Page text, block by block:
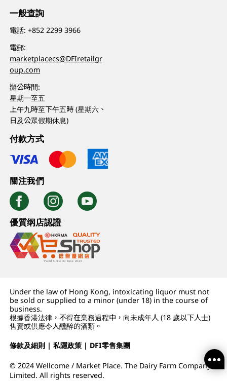
一般查詢
電話:+852 2299 3966
電郵:
marketplacecs@DFIretailgr
oup.com
辦公時間:
星期一至五
上午九時至下午五時 (星期六、
日及公眾假期休息)
付款方式
關注我們
優質纲店認證
Under the law of Hong Kong, intoxicating liquor must not
be sold or supplied to a minor (under 18) in the course of
business.
根據香港法律，不得在業務過程中，向未成年人 (18 歲以下人士)
售賣或供應令人醺醉的酒類。
條款及細則 |私隱政策 | DFI零售集團
© 2024 Wellcome / Market Place. The Dairy Farm Company
Limited. All rights reserved.